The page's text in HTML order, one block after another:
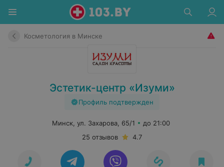
Косметология в Минске
Эстетик-центр «Изуми»
Профиль подтвержден
Минск, ул. Захарова, 65/1
до 21:00
25 отзывов
4.7